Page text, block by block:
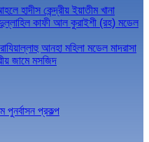
হাদীস কেন্দ্রীয় ইয়াতীম খানা
কাফী আল কুরাইশী (রহ) মডেল
আনহা মহিলা মডেল মাদরাসা
জামে মসজিদ
প্রকল্প